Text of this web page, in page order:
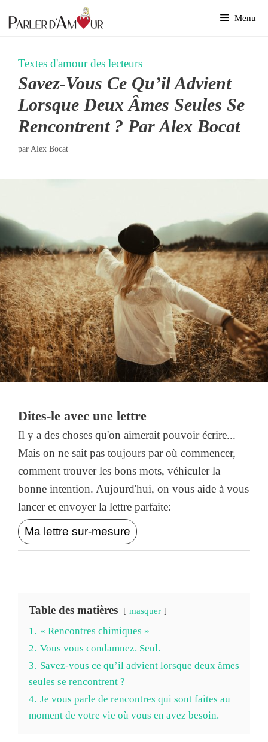
au
Menu
Textes d'amour des lecteurs
Savez-Vous Ce Qu’il Advient
Lorsque Deux Âmes Seules Se
Rencontrent ? Par Alex Bocat
par Alex Bocat
Dites-le avec une lettre
Il y a des choses qu'on aimerait pouvoir écrire...
Mais on ne sait pas toujours par où commencer,
comment trouver les bons mots, véhiculer la
bonne intention. Aujourd'hui, on vous aide à vous
lancer et envoyer la lettre parfaite:
Ma lettre sur-mesure
Table des matières masquer
1. « Rencontres chimiques »
2. Vous vous condamnez. Seul.
3. Savez-vous ce qu’il advient lorsque deux âmes
seules se rencontrent ?
4. Je vous parle de rencontres qui sont faites au
moment de votre vie où vous en avez besoin.